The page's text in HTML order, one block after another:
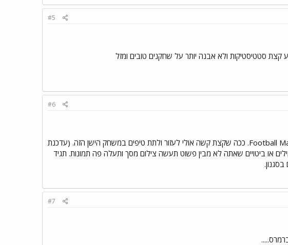
#5
#6
אין פה הרבה אנשים שמשחקים במשחקים מ97-98, רובנו משחקים Football Manager 2008/9. ככה שקצת קשה אולי לעזור ולתת טיפים במשחק הישן הזה. (עדכנת
או ביטויים שאתה לא מבין פשוט תעשה צילום מסך ותעלה פה תמונות. תגיד
#7